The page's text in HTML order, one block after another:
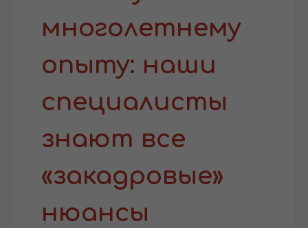
многолетнему
опыту: наши
специалисты
знают все
«закадровые»
нюансы